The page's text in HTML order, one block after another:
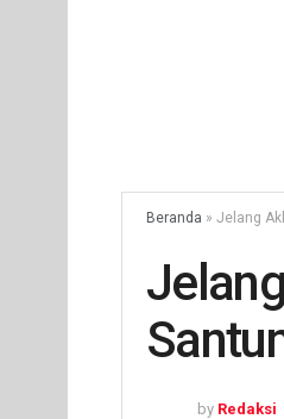
Beranda » Jelang
by Redaksi